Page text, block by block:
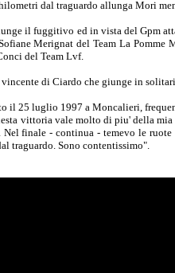
dal traguardo allunga Mori
il fuggitivo ed in vista del Gpm
Merignat del Team La Pomme
del Team Lvf.
di Ciardo che giunge in
il 25 luglio 1997 a Moncalieri,
vittoria vale molto di piu' della mia
Nel finale - continua - temevo le
traguardo. Sono contentissimo".